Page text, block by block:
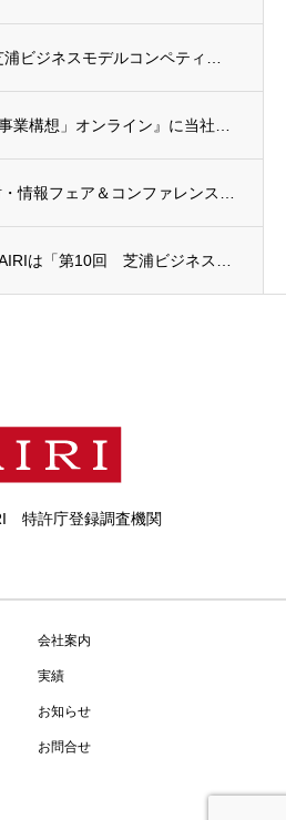
特許庁登録調査機関
会社案内
実績
お知らせ
お問合せ